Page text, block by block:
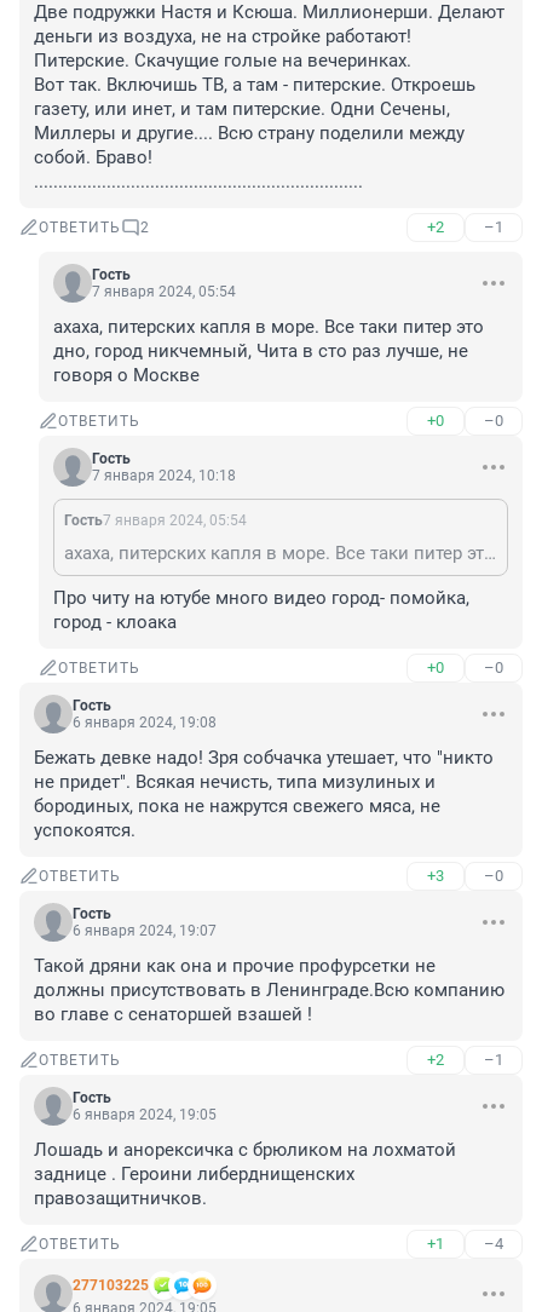
Две подружки Настя и Ксюша. Миллионерши. Делают
деньги из воздуха, не на стройке работают!
Питерские. Скачущие голые на вечеринках.
Вот так. Включишь ТВ, а там - питерские. Откроешь
газету, или инет, и там питерские. Одни Сечены,
Миллеры и другие.... Всю страну поделили между
собой. Браво!
....................................................................
ОТВЕТИТЬ 2 +2 –1
Гость
7 января 2024, 05:54
ахаха, питерских капля в море. Все таки питер это
дно, город никчемный, Чита в сто раз лучше, не
говоря о Москве
ОТВЕТИТЬ +0 –0
Гость
7 января 2024, 10:18
Гость7 января 2024, 05:54
ахаха, питерских капля в море. Все таки питер это дно, город никчемный, Чита в сто раз лучше, не говоря о Москве
Про читу на ютубе много видео город- помойка,
город - клоака
ОТВЕТИТЬ +0 –0
Гость
6 января 2024, 19:08
Бежать девке надо! Зря собчачка утешает, что "никто
не придет". Всякая нечисть, типа мизулиных и
бородиных, пока не нажрутся свежего мяса, не
успокоятся.
ОТВЕТИТЬ +3 –0
Гость
6 января 2024, 19:07
Такой дряни как она и прочие профурсетки не
должны присутствовать в Ленинграде.Всю компанию
во главе с сенаторшей взашей !
ОТВЕТИТЬ +2 –1
Гость
6 января 2024, 19:05
Лошадь и анорексичка с брюликом на лохматой
заднице . Героини либерднищенских
правозащитничков.
ОТВЕТИТЬ +1 –4
277103225
6 января 2024, 19:05